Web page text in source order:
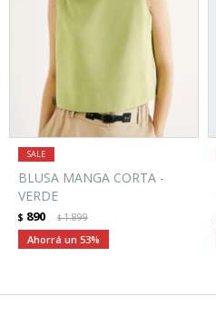
BLUSA MANGA CORTA -
VERDE
$ 890 $1.899
53